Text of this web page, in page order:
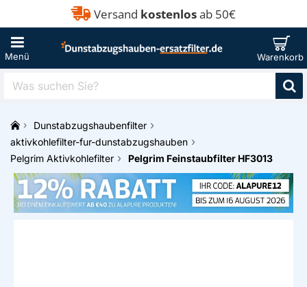
Versand kostenlosab 50€
Was
m
e
Dunstabzugshaubenfilter
aktivkohlefilter-fur-dunstabzugshauben
Pelgrim Aktivkohlefilter
Pelgrim Feinstaubfilter HF3013